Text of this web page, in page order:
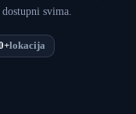
svima.
lokacija